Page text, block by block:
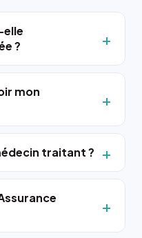
?
mon
traitant ?